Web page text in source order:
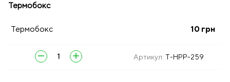
Термобокс
Термобокс 10 грн
remove add Артикул: T-HPP-259